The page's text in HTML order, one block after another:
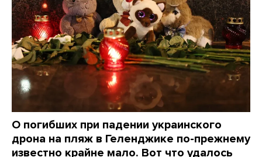
О погибших при падении украинского
дрона на пляж в Геленджике по-прежнему
известно крайне мало. Вот что удалось